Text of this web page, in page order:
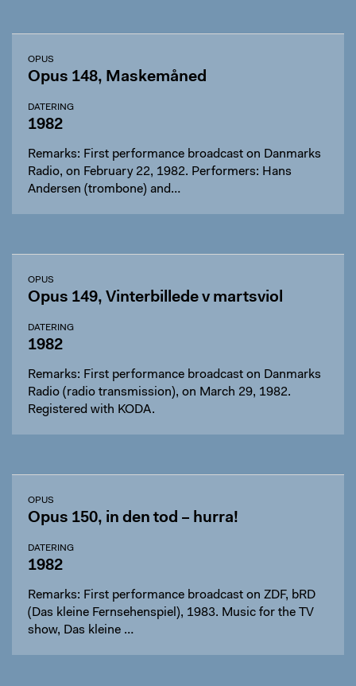
OPUS
Opus 148, Maskemåned
DATERING
1982
Remarks: First performance broadcast on Danmarks
Radio, on February 22, 1982. Performers: Hans
Andersen (trombone) and…
OPUS
Opus 149, Vinterbillede v martsviol
DATERING
1982
Remarks: First performance broadcast on Danmarks
Radio (radio transmission), on March 29, 1982.
Registered with KODA.
OPUS
Opus 150, in den tod – hurra!
DATERING
1982
Remarks: First performance broadcast on ZDF, bRD
(Das kleine Fernsehenspiel), 1983. Music for the TV
show, Das kleine …